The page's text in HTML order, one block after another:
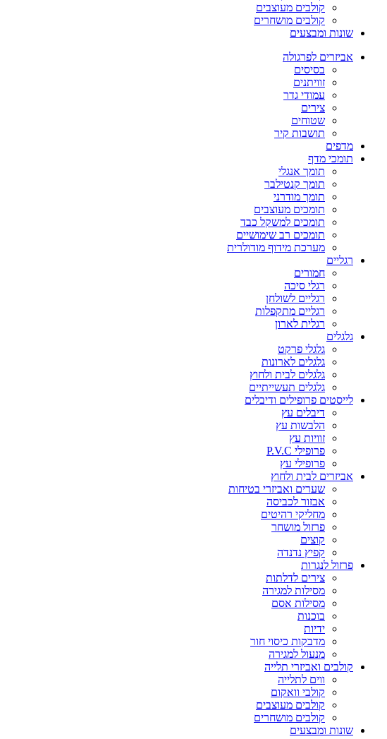
קולבים מעוצבים
קולבים מושחרים
שונות ומבצעים
אביזרים לפרגולה
בסיסים
זוויתנים
עמודי גדר
צירים
שטוחים
תושבות קיר
מדפים
תומכי מדף
תומך אנגלי
תומך קנטילבר
תומך מודרני
תומכים מעוצבים
תומכים למשקל כבד
תומכים רב שימושיים
מערכת מידוף מודולרית
רגליים
חמורים
רגלי סיכה
רגליים לשולחן
רגליים מתקפלות
רגלית לארון
גלגלים
גלגלי פרקט
גלגלים לארונות
גלגלים לבית ולחוץ
גלגלים תעשייתיים
לייסטים פרופילים ודיבלים
דיבלים עץ
הלבשות עץ
זוויות עץ
פרופילי P.V.C
פרופילי עץ
אביזרים לבית ולחוץ
שערים ואביזרי בטיחות
אבזור לכביסה
מחליקי רהיטים
פרזול מושחר
קוצים
קפיץ נדנדה
פרזול לנגרות
צירים לדלתות
מסילות למגירה
מסילות אסם
בוכנות
ידיות
מדבקות כיסוי חור
מנעול למגירה
קולבים ואביזרי תלייה
ווים לתלייה
קולבי וואקום
קולבים מעוצבים
קולבים מושחרים
שונות ומבצעים